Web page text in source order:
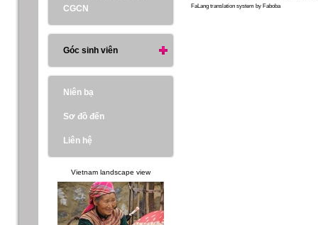
FaLang translation system by Faboba
CGCN
Góc sinh viên
Niên bạ
Sơ đồ đến
Liên hệ
Vietnam landscape view